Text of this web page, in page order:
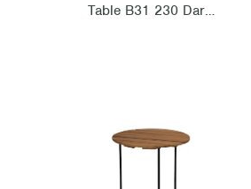
Table B31 230 Dark red oak with hot galvanized steel base